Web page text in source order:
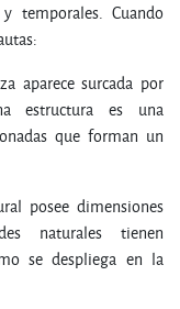
temporales. Cuando
aparece surcada por
estructura es una
que forman un
posee dimensiones
naturales tienen
se despliega en la